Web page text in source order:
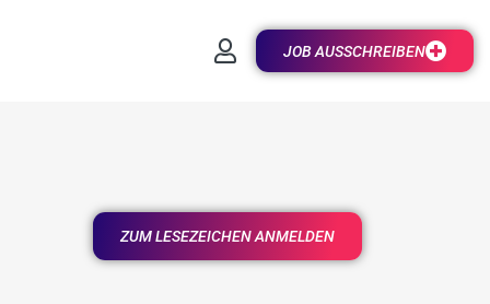
JOB AUSSCHREIBEN
ZUM LESEZEICHEN ANMELDEN